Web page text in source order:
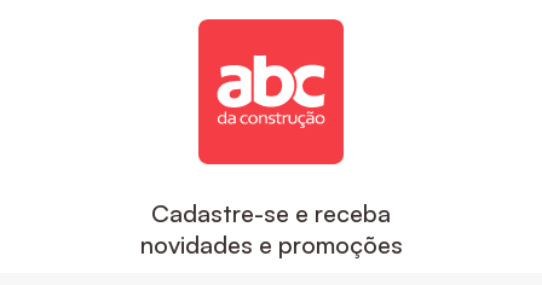
Cadastre-se e receba
novidades e promoções